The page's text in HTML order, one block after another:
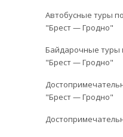
Автобусные туры
"Брест — Гродно"
Байдарочные туры
"Брест — Гродно"
"Брест — Гродно"